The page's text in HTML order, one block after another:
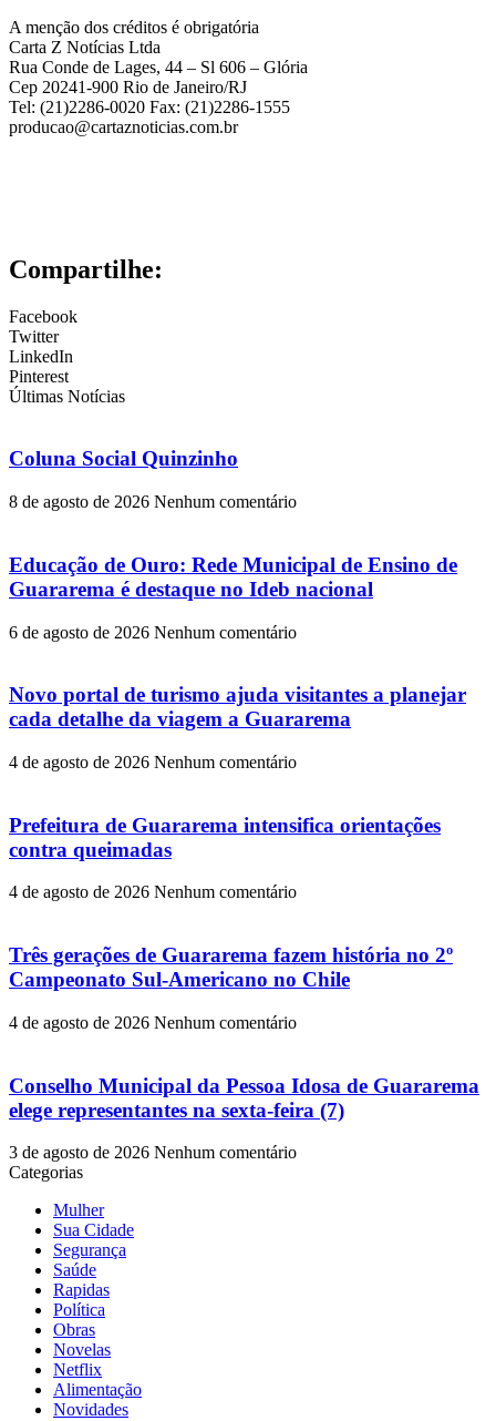
A menção dos créditos é obrigatória
Carta Z Notícias Ltda
Rua Conde de Lages, 44 – Sl 606 – Glória
Cep 20241-900 Rio de Janeiro/RJ
Tel: (21)2286-0020 Fax: (21)2286-1555
producao@cartaznoticias.com.br
Compartilhe:
Facebook
Twitter
LinkedIn
Pinterest
Últimas Notícias
Coluna Social Quinzinho
8 de agosto de 2026 Nenhum comentário
Educação de Ouro: Rede Municipal de Ensino de
Guararema é destaque no Ideb nacional
6 de agosto de 2026 Nenhum comentário
Novo portal de turismo ajuda visitantes a planejar
cada detalhe da viagem a Guararema
4 de agosto de 2026 Nenhum comentário
Prefeitura de Guararema intensifica orientações
contra queimadas
4 de agosto de 2026 Nenhum comentário
Três gerações de Guararema fazem história no 2º
Campeonato Sul-Americano no Chile
4 de agosto de 2026 Nenhum comentário
Conselho Municipal da Pessoa Idosa de Guararema
elege representantes na sexta-feira (7)
3 de agosto de 2026 Nenhum comentário
Categorias
Mulher
Sua Cidade
Segurança
Saúde
Rapidas
Política
Obras
Novelas
Netflix
Alimentação
Novidades